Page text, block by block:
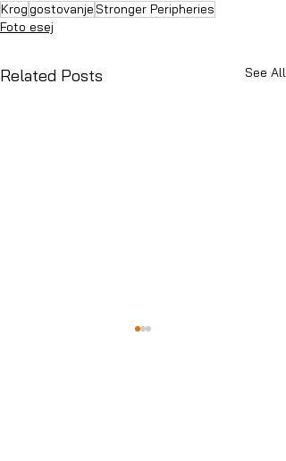
Kroggostovanje Stronger Peripheries
Foto esej
Related Posts See All